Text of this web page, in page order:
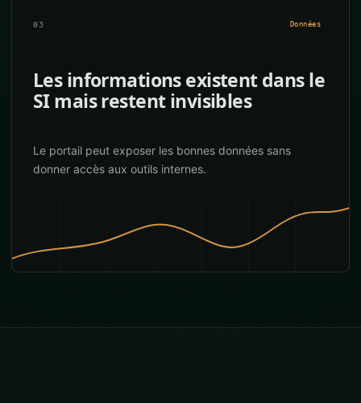
03 Données
Les informations existent dans le
SI mais restent invisibles
Le portail peut exposer les bonnes données sans
donner accès aux outils internes.